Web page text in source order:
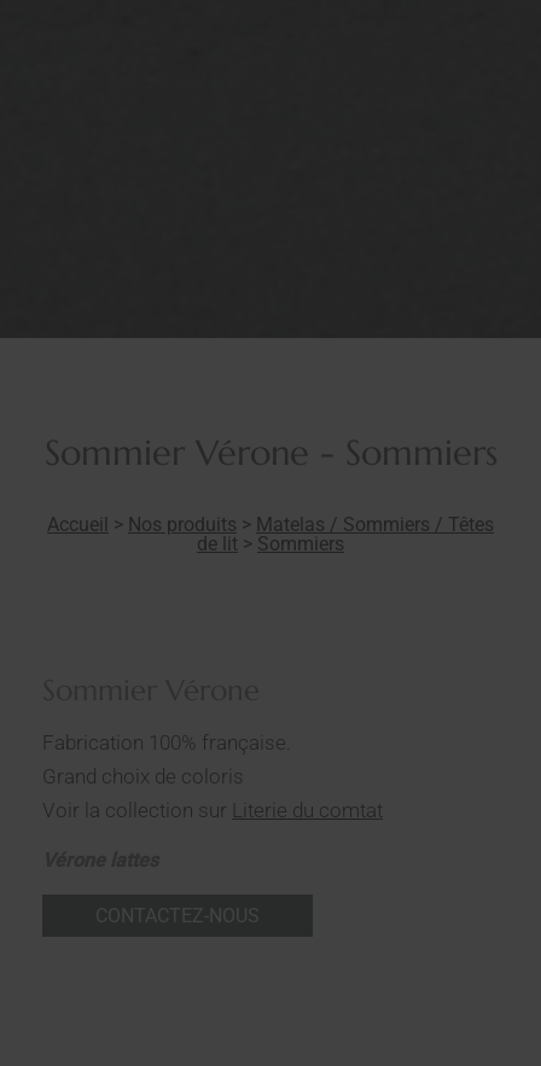
Sommier Vérone - Sommiers
Accueil > Nos produits > Matelas / Sommiers / Têtes
de lit > Sommiers
Fabrication 100% française.
Grand choix de coloris
Voir la collection sur Literie du comtat
CONTACTEZ-NOUS